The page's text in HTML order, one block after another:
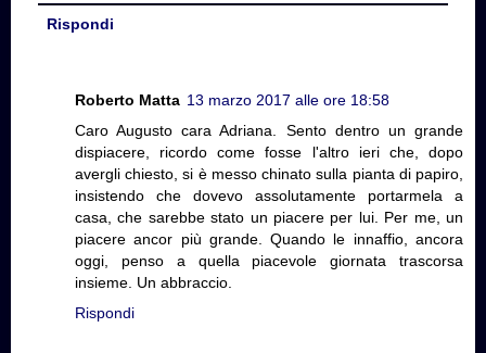
Rispondi
Roberto Matta 13 marzo 2017 alle ore 18:58
Caro Augusto cara Adriana. Sento dentro un grande
dispiacere, ricordo come fosse l'altro ieri che, dopo
avergli chiesto, si è messo chinato sulla pianta di papiro,
insistendo che dovevo assolutamente portarmela a
casa, che sarebbe stato un piacere per lui. Per me, un
piacere ancor più grande. Quando le innaffio, ancora
oggi, penso a quella piacevole giornata trascorsa
insieme. Un abbraccio.
Rispondi